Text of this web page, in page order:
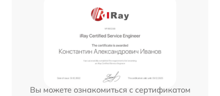
Вы можете ознакомиться с сертификатом